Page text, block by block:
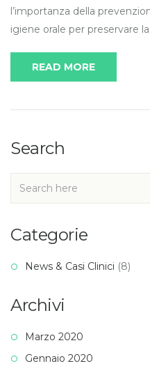
l’importanza della
igiene orale per preservare
READ MORE
Search
Categorie
News & Casi Clinici (8)
Archivi
Marzo 2020
Gennaio 2020